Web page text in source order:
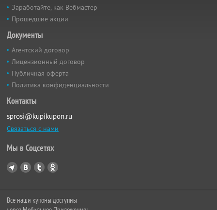
Заработайте, как Вебмастер
Прошедшие акции
Документы
Агентский договор
Лицензионный договор
Публичная оферта
Политика конфиденциальности
Контакты
sprosi@kupikupon.ru
Связаться с нами
Мы в Соцсетях
Все наши купоны доступны